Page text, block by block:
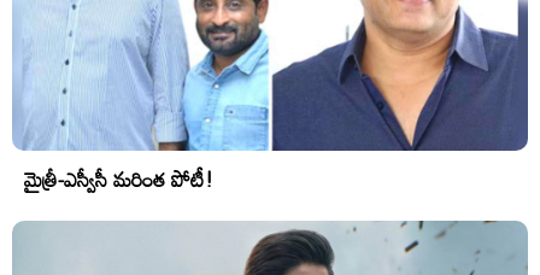
మైత్రీ-ఎస్వీసీ మరింత పోటీ!